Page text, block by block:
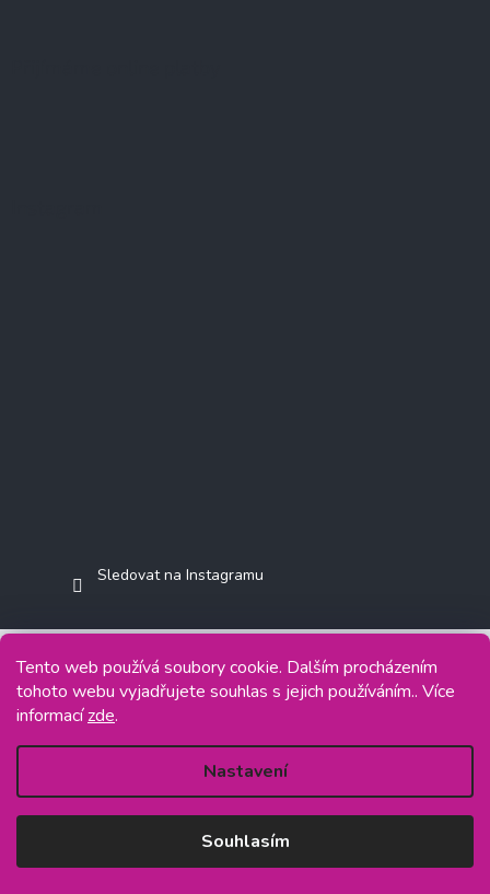
Tento web používá soubory cookie. Dalším procházením
tohoto webu vyjadřujete souhlas s jejich používáním.. Více
informacízde.
Nastavení
Souhlasím
Sledovat na Instagramu
Copyright 2026Jasminkashop.cz. Všechna práva vyhrazena.
Vytvořil Shoptet